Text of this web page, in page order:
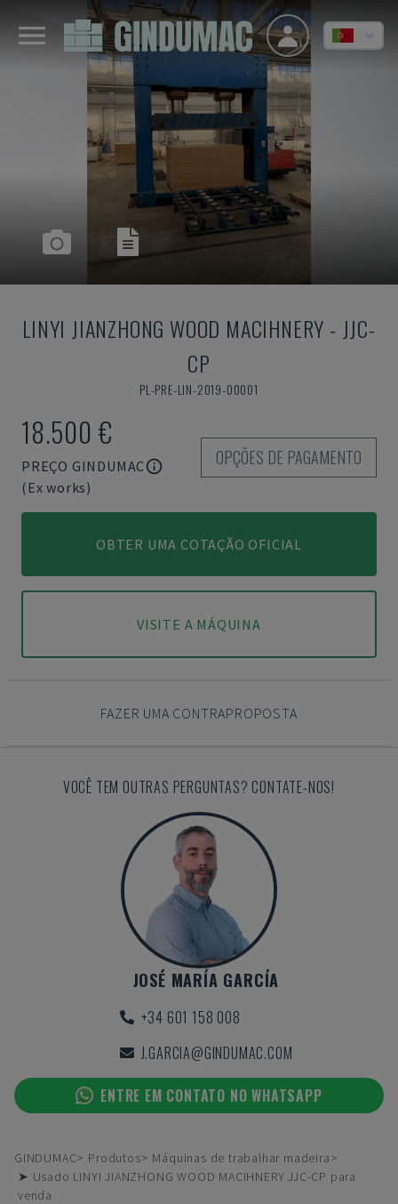
LINYI JIANZHONG WOOD MACIHNERY - JJC-
CP
PL-PRE-LIN-2019-00001
18.500 €
PREÇO GINDUMAC
(Ex works)
OPÇÕES DE PAGAMENTO
OBTER UMA COTAÇÃO OFICIAL
VISITE A MÁQUINA
FAZER UMA CONTRAPROPOSTA
VOCÊ TEM OUTRAS PERGUNTAS? CONTATE-NOS!
JOSÉ MARÍA GARCÍA
+34 601 158 008
J.GARCIA@GINDUMAC.COM
ENTRE EM CONTATO NO WHATSAPP
GINDUMAC Produtos
Máquinas de trabalhar madeira
➤ Usado LINYI JIANZHONG WOOD MACIHNERY JJC-CP para
venda